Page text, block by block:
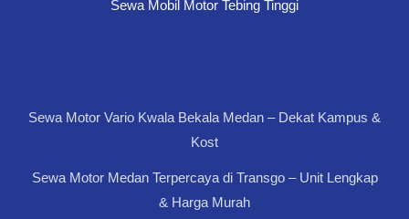
Sewa Mobil Motor Tebing Tinggi
Sewa Motor Vario Kwala Bekala Medan – Dekat Kampus &
Kost
Sewa Motor Medan Terpercaya di Transgo – Unit Lengkap
& Harga Murah